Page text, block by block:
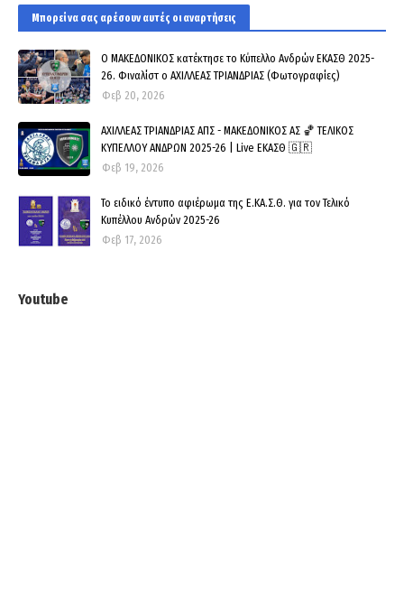
Μπορεί να σας αρέσουν αυτές οι αναρτήσεις
O ΜΑΚΕΔΟΝΙΚΟΣ κατέκτησε το Κύπελλο Ανδρών ΕΚΑΣΘ 2025-
26. Φιναλίστ ο ΑΧΙΛΛΕΑΣ ΤΡΙΑΝΔΡΙΑΣ (Φωτογραφίες)
Φεβ 20, 2026
ΑΧΙΛΛΕΑΣ ΤΡΙΑΝΔΡΙΑΣ ΑΠΣ - ΜΑΚΕΔΟΝΙΚΟΣ ΑΣ 🏀 ΤΕΛΙΚΟΣ
ΚΥΠΕΛΛΟΥ ΑΝΔΡΩΝ 2025-26 | Live ΕΚΑΣΘ 🇬🇷
Φεβ 19, 2026
Το ειδικό έντυπο αφιέρωμα της Ε.ΚΑ.Σ.Θ. για τον Τελικό
Κυπέλλου Ανδρών 2025-26
Φεβ 17, 2026
Youtube